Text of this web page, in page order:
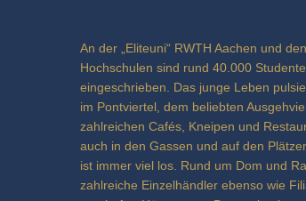
An der „Eliteuni“ RWTH Aachen und
Hochschulen sind rund 40.000
eingeschrieben. Das junge Leben
im Pontviertel, dem beliebten
zahlreichen Cafés, Kneipen und
auch in den Gassen und auf den
ist immer viel los. Rund um Dom und
zahlreiche Einzelhändler ebenso wie